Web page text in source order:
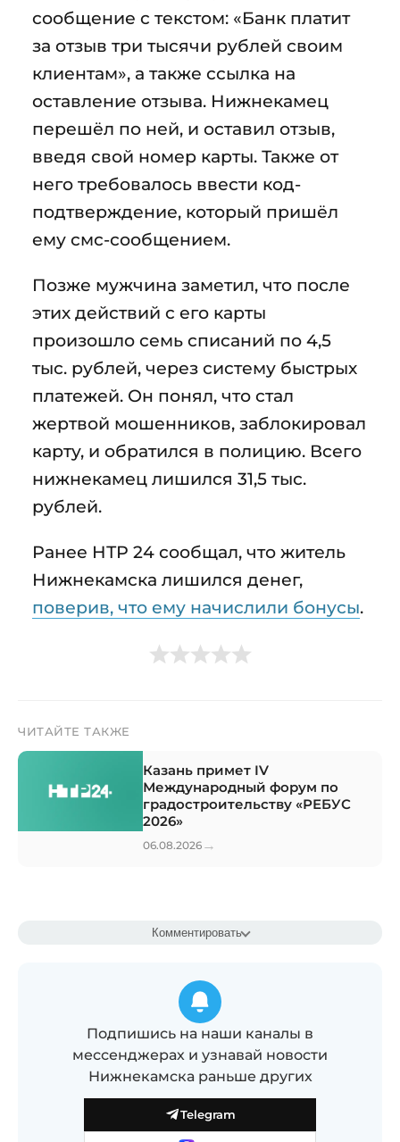
сообщение с текстом: «Банк платит
за отзыв три тысячи рублей своим
клиентам», а также ссылка на
оставление отзыва. Нижнекамец
перешёл по ней, и оставил отзыв,
введя свой номер карты. Также от
него требовалось ввести код-
подтверждение, который пришёл
ему смс-сообщением.
Позже мужчина заметил, что после
этих действий с его карты
произошло семь списаний по 4,5
тыс. рублей, через систему быстрых
платежей. Он понял, что стал
жертвой мошенников, заблокировал
карту, и обратился в полицию. Всего
нижнекамец лишился 31,5 тыс.
рублей.
Ранее НТР 24 сообщал, что житель
Нижнекамска лишился денег,
поверив, что ему начислили бонусы.
ЧИТАЙТЕ ТАКЖЕ
Казань примет IV
Международный форум по
градостроительству «РЕБУС
2026»
06.08.2026 →
Комментировать
Подпишись на наши каналы в
мессенджерах и узнавай новости
Нижнекамска раньше других
Telegram